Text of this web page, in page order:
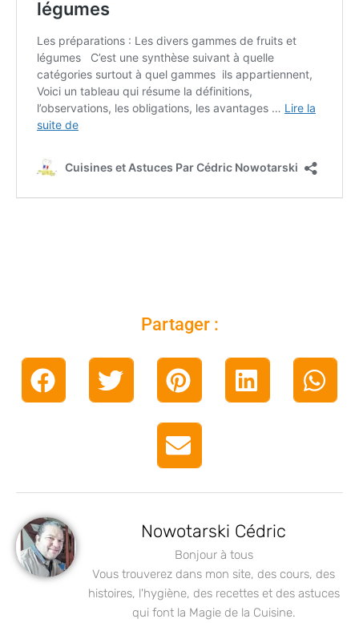
Partager :
Nowotarski Cédric
Bonjour à tous
Vous trouverez dans mon site, des cours, des
histoires, l'hygiène, des recettes et des astuces
qui font la Magie de la Cuisine.